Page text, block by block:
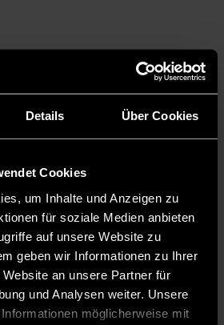
Details Über Cookies
Cookies
um Inhalte und Anzeigen zu
für soziale Medien anbieten
auf unsere Website zu
geben wir Informationen zu Ihrer
an unsere Partner für
und Analysen weiter. Unsere
möglicherweise mit